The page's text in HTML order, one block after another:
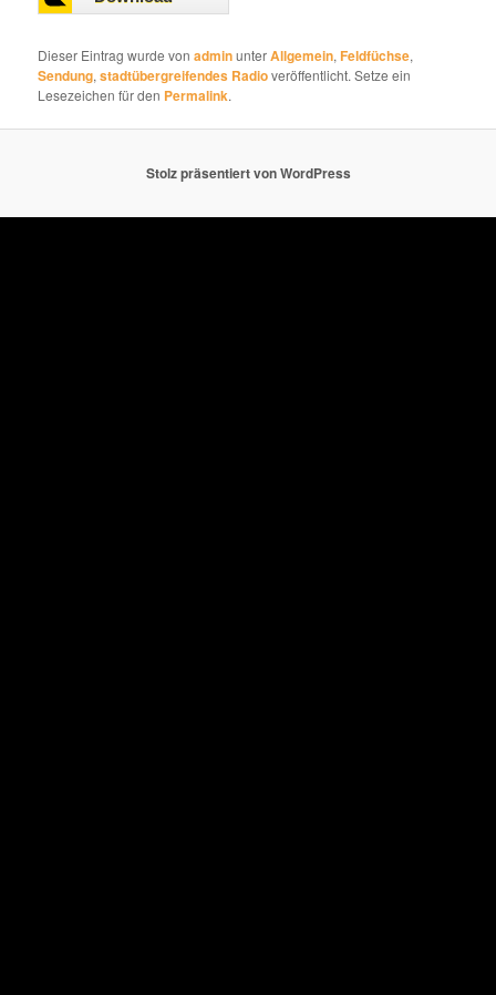
Dieser Eintrag wurde vonadminunterAllgemein,Feldfüchse,
Sendung,stadtübergreifendes Radioveröffentlicht. Setze ein
Lesezeichen für den Permalink.
Stolz präsentiert von WordPress